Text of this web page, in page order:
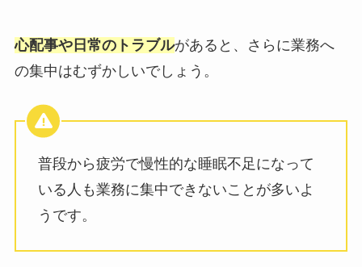
心配事や日常のトラブルがあると、さらに業務へ
の集中はむずかしいでしょう。
普段から疲労で慢性的な睡眠不足になって
いる人も業務に集中できないことが多いよ
うです。